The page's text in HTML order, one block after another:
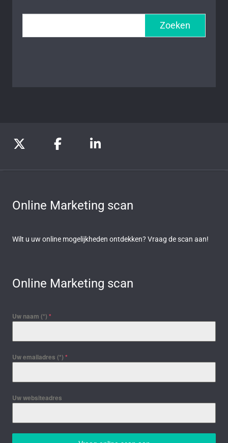
Zoeken
Online Marketing scan
Wilt u uw online mogelijkheden ontdekken? Vraag de scan aan!
Online Marketing scan
Uw naam (*) *
Uw emailadres (*) *
Uw websiteadres